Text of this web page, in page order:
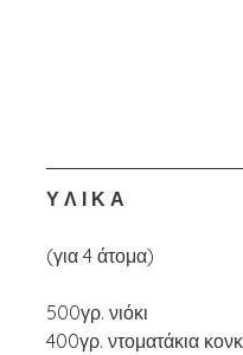
Υ Λ Ι Κ Α
(για 4 άτομα)
500γρ. νιόκι
400γρ. ντοματάκια